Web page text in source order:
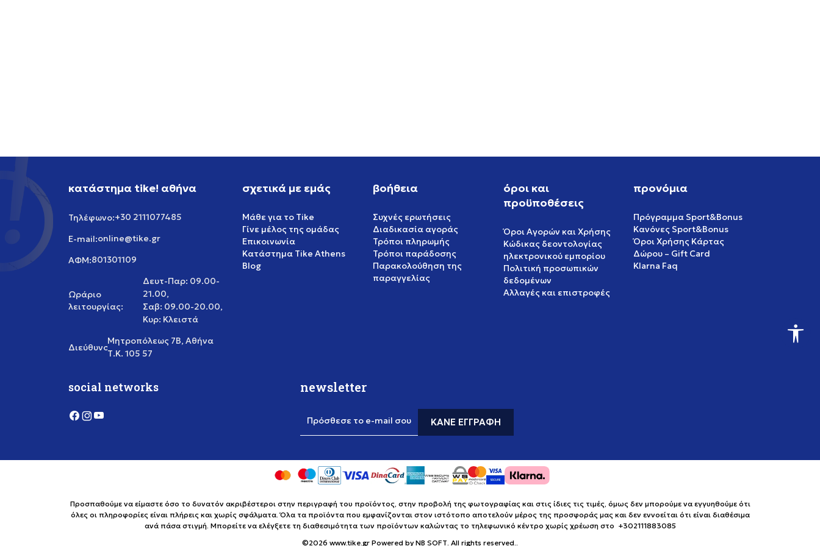
κατάστημα tike! αθήνα
Τηλέφωνο:+30 2111077485
E-mail:online@tike.gr
ΑΦΜ:801301109
Ωράριο
λειτουργίας:
Δευτ-Παρ: 09.00-
21.00,
Σαβ: 09.00-20.00,
Κυρ: Κλειστά
Διεύθυνση:
Μητροπόλεως 7Β, Αθήνα
Τ.Κ. 105 57
σχετικά με εμάς
Μάθε για το Tike
Γίνε μέλος της ομάδας
Επικοινωνία
Κατάστημα Tike Athens
Blog
βοήθεια
Συχνές ερωτήσεις
Διαδικασία αγοράς
Τρόποι πληρωμής
Τρόποι παράδοσης
Παρακολούθηση της
παραγγελίας
όροι και
προϋποθέσεις
Όροι Αγορών και Χρήσης
Κώδικας δεοντολογίας
ηλεκτρονικού εμπορίου
Πολιτική προσωπικών
δεδομένων
Αλλαγές και επιστροφές
προνόμια
Πρόγραμμα Sport&Bonus
Κανόνες Sport&Bonus
Όροι Χρήσης Κάρτας
Δώρου – Gift Card
Klarna Faq
social networks newsletter
Πρόσθεσε το e-mail σου ΚΆΝΕ ΕΓΓΡΑΦΉ
Προσπαθούμε να είμαστε όσο το δυνατόν ακριβέστεροι στην περιγραφή του προϊόντος, στην προβολή της φωτογραφίας και στις ίδιες τις τιμές, όμως δεν μπορούμε να εγγυηθούμε ότι
όλες οι πληροφορίες είναι πλήρεις και χωρίς σφάλματα. Όλα τα προϊόντα που εμφανίζονται στον ιστότοπο αποτελούν μέρος της προσφοράς μας και δεν εννοείται ότι είναι διαθέσιμα
ανά πάσα στιγμή. Μπορείτε να ελέγξετε τη διαθεσιμότητα των προϊόντων καλώντας το τηλεφωνικό κέντρο χωρίς χρέωση στο +302111883085
©2026 www.tike.gr Powered by NB SOFT. All rights reserved..